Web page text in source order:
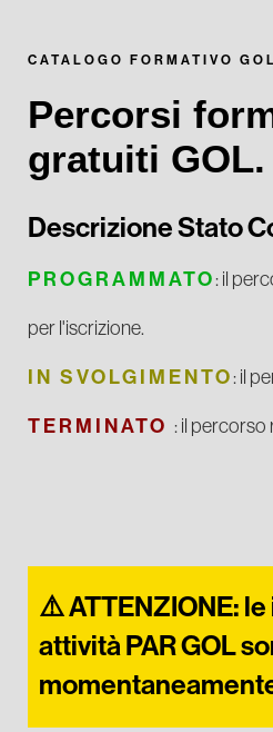
CATALOGO FORMATIVO GOL
Percorsi
gratuiti GOL.
Descrizione Stato
PROGRAMMATO: il
per l'iscrizione.
IN SVOLGIMENTO: il
TERMINATO : il percorso
⚠️​ ATTENZIONE:
attività PAR GOL